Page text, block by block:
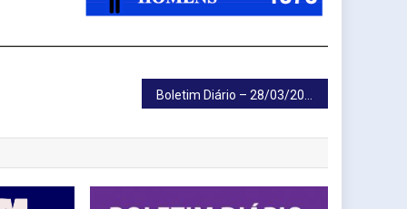
Boletim Diário – 28/03/2021